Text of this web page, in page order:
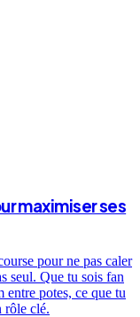
maximiser ses
pour ne pas caler
seul. Que tu sois fan
potes, ce que tu
rôle clé.